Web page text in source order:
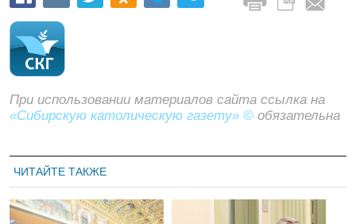
При использовании материалов сайта ссылка на
«Сибирскую католическую газету» © обязательна
ЧИТАЙТЕ ТАКЖЕ